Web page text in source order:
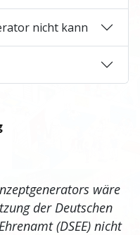
nicht kann
wäre
der Deutschen
(DSEE) nicht